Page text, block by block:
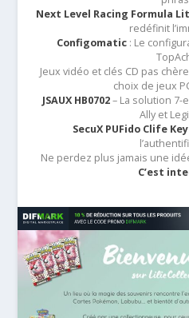
Next Level Racing Formula
redéfinit
Configomatic: Le
Jeux vidéo et clés CD pas
choix de jeux
JSAUX HB0702– La solution 7-
Ally et
SecuX PUFido Clife Key
Ne perdez plus jamais une
C’est